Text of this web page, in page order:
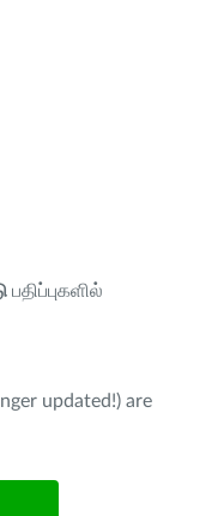
பதிப்புகளில்
updated!) are